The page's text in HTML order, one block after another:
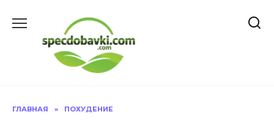
содержанию
ГЛАВНАЯ » ПОХУДЕНИЕ